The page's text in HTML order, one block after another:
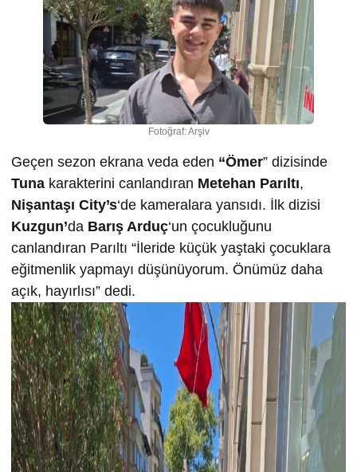
Fotoğraf: Arşiv
Geçen sezon ekrana veda eden “Ömer” dizisinde
Tuna karakterini canlandıran Metehan Parıltı,
Nişantaşı City’s‘de kameralara yansıdı. İlk dizisi
Kuzgun’da Barış Arduç‘un çocukluğunu
canlandıran Parıltı “İleride küçük yaştaki çocuklara
eğitmenlik yapmayı düşünüyorum. Önümüz daha
açık, hayırlısı” dedi.